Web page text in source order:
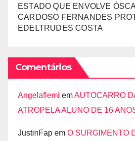
ESTADO QUE ENVOLVE
CARDOSO FERNANDES
EDELTRUDES COSTA
Comentários
Angelaflemi emAUTOCARRO
ATROPELA ALUNO DE 16
JustinFap em O SURGIMENTO